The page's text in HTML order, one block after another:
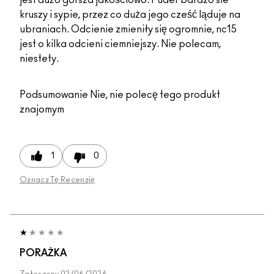
kruszy i sypie, przez co duża jego cześć ląduje na
ubraniach. Odcienie zmieniły się ogromnie, nc15
jest o kilka odcieni ciemniejszy. Nie polecam,
niestety.
Podsumowanie Nie, nie polecę tego produkt
znajomym
1 0
Oznacz Tę Recenzję
PORAŻKA